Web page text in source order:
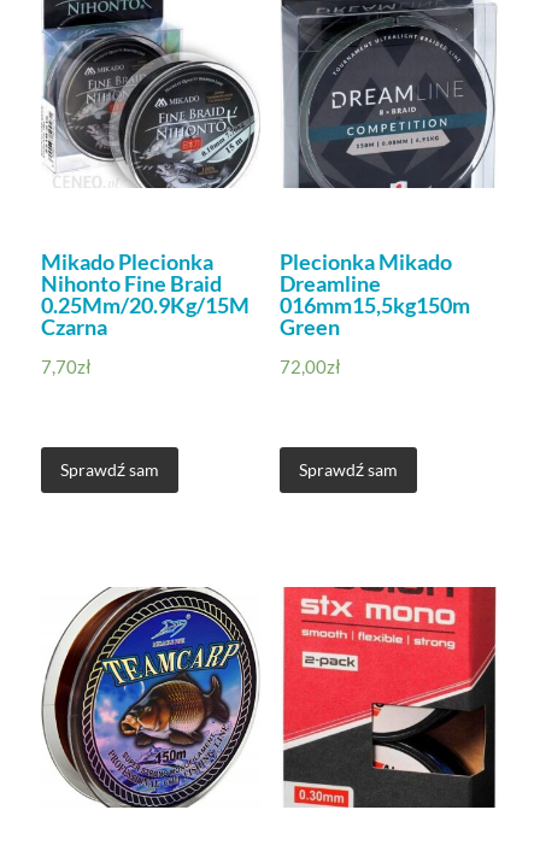
Mikado Plecionka
Nihonto Fine Braid
0.25Mm/20.9Kg/15M
Czarna
7,70zł
Sprawdź sam
Plecionka Mikado
Dreamline
016mm15,5kg150m
Green
72,00zł
Sprawdź sam